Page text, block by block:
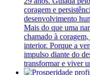
coragem e
desenvolvimento
Mais do que uma
chamado à
interior. Porque a
impulso diante do
transformar e viver